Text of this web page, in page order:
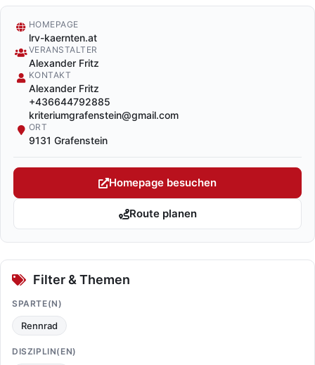
HOMEPAGE
lrv-kaernten.at
VERANSTALTER
Alexander Fritz
KONTAKT
Alexander Fritz
+436644792885
kriteriumgrafenstein@gmail.com
ORT
9131 Grafenstein
Homepage besuchen
Route planen
Filter & Themen
SPARTE(N)
Rennrad
DISZIPLIN(EN)